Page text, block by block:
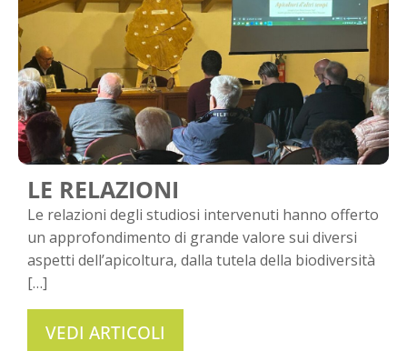
LE RELAZIONI
Le relazioni degli studiosi intervenuti hanno offerto
un approfondimento di grande valore sui diversi
aspetti dell’apicoltura, dalla tutela della biodiversità
[…]
VEDI ARTICOLI